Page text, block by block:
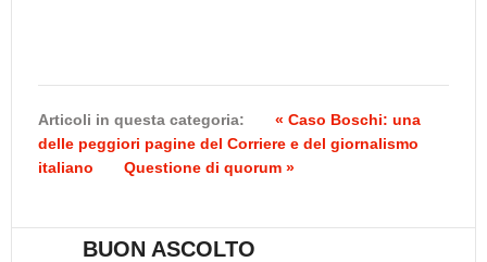
Articoli in questa categoria:
« Caso Boschi: una
delle peggiori pagine del Corriere e del giornalismo
italiano
Questione di quorum »
BUON ASCOLTO